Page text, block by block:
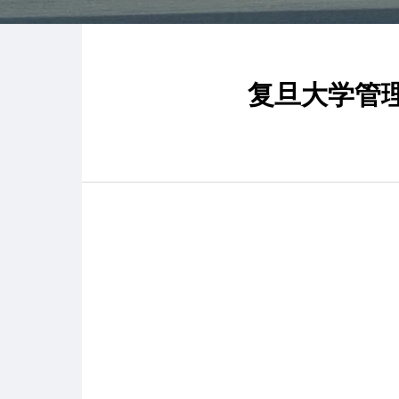
复旦大学管